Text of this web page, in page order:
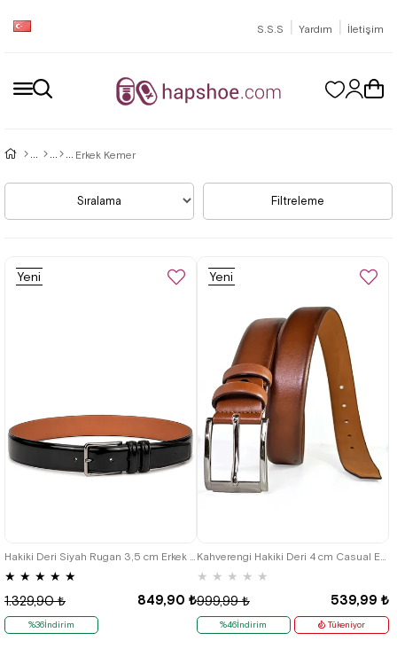
S.S.S | Yardım | İletişim
Erkek Kemer
Filtreleme
Sıralama
Hakiki Deri Siyah Rugan 3,5 cm Erkek Kumaş Pantolon Kemeri
★ ★ ★ ★ ★
849,90 ₺
1.329,90 ₺
%36İndirim
Yeni
Kahverengi Hakiki Deri 4 cm Casual Erkek Kemer
★ ★ ★ ★ ★
539,99 ₺
999,99 ₺
%46İndirim
Yeni
Tükeniyor